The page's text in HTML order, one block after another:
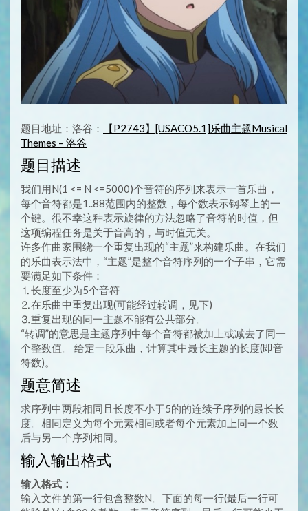
题目地址：洛谷：
【P2743】[USACO5.1]乐曲主题Musical
Themes – 洛谷
题目描述
我们用N(1 <= N <=5000)个音符的序列来表示一首乐曲，
每个音符都是1..88范围内的整数，每个数表示钢琴上的一
个键。很不幸这种表示旋律的方法忽略了音符的时值，但
这项编程任务是关于音高的，与时值无关。
许多作曲家围绕一个重复出现的“主题”来构建乐曲。在我们
的乐曲表示法中，“主题”是整个音符序列的一个子串，它需
要满足如下条件：
⒈长度至少为5个音符
⒉在乐曲中重复出现(可能经过转调，见下)
⒊重复出现的同一主题不能有公共部分。
“转调”的意思是主题序列中每个音符都被加上或减去了同一
个整数值。 给定一段乐曲，计算其中最长主题的长度(即音
符数)。
题意简述
求序列中两段相同且长度不小于5的的连续子序列的最长长
度。相同定义为每个元素相同或者每个元素加上同一个数
后与另一个序列相同。
输入输出格式
输入格式：
输入文件的第一行包含整数N。下面的每一行(最后一行可